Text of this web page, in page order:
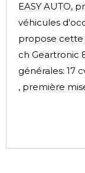
EASY AUTO,
véhicules
propose cette
ch Geartronic
générales: 17
, première